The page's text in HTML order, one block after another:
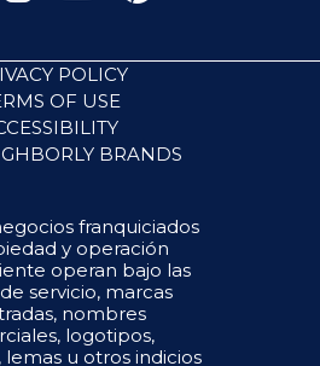
POLICY
OF USE
BRANDS
franquiciados
y operación
operan bajo las
servicio, marcas
nombres
logotipos,
u otros indicios